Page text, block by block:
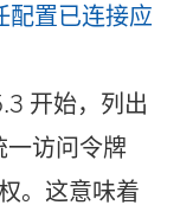
配置已连接应
开始，列出
一访问令牌
。这意味着